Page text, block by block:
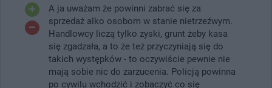
A ja uważam że powinni zabrać się za
sprzedaż alko osobom w stanie nietrzeźwym.
Handlowcy liczą tylko zyski, grunt żeby kasa
się zgadzała, a to że też przyczyniają się do
takich występków - to oczywiście pewnie nie
mają sobie nic do zarzucenia. Policją powinna
po cywilu wchodzić i zobaczyć co się